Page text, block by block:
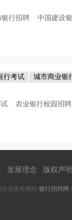
行招聘 中国建设
行考试 城市商业银
农业银行校园招
发展理念 版权声
息发布网站 银行招聘网